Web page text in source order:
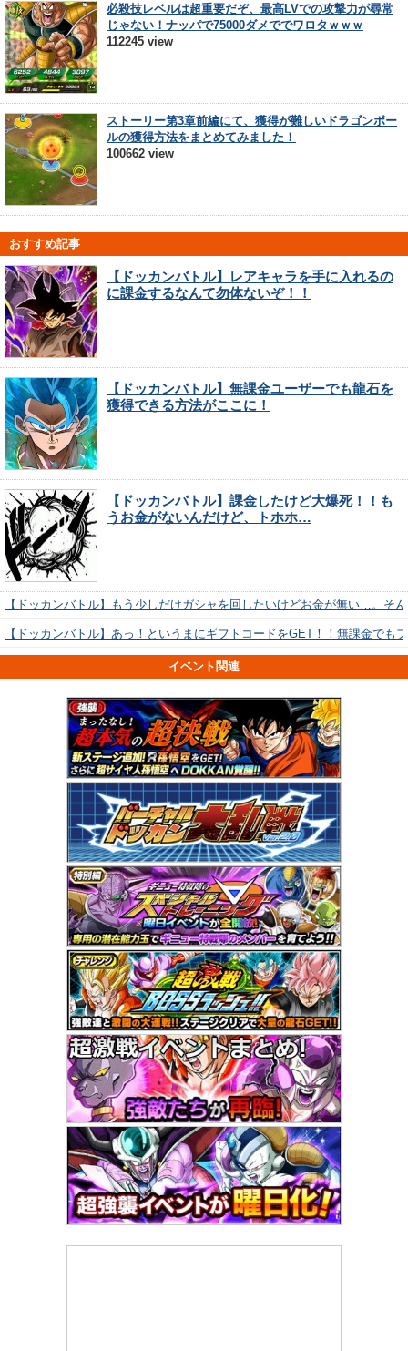
必殺技レベルは超重要だぞ、最高LVでの攻撃力が尋常
じゃない！ナッパで75000ダメででワロタｗｗｗ
112245 view
ストーリー第3章前編にて、獲得が難しいドラゴンボー
ルの獲得方法をまとめてみました！
100662 view
おすすめ記事
【ドッカンバトル】レアキャラを手に入れるの
に課金するなんて勿体ないぞ！！
【ドッカンバトル】無課金ユーザーでも龍石を
獲得できる方法がここに！
【ドッカンバトル】課金したけど大爆死！！も
うお金がないんだけど、トホホ…
【ドッカンバトル】もう少しだけガシャを回したいけどお金が無い…。そ
【ドッカンバトル】あっ！というまにギフトコードをGET！！無課金でも
イベント関連